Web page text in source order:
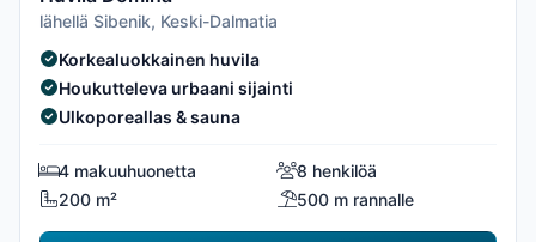
lähellä Sibenik, Keski-Dalmatia
Korkealuokkainen huvila
Houkutteleva urbaani sijainti
Ulkoporeallas & sauna
4 makuuhuonetta
8 henkilöä
200 m²
500 m rannalle